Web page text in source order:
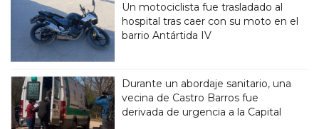
Un motociclista fue trasladado al
hospital tras caer con su moto en el
barrio Antártida IV
Durante un abordaje sanitario, una
vecina de Castro Barros fue
derivada de urgencia a la Capital